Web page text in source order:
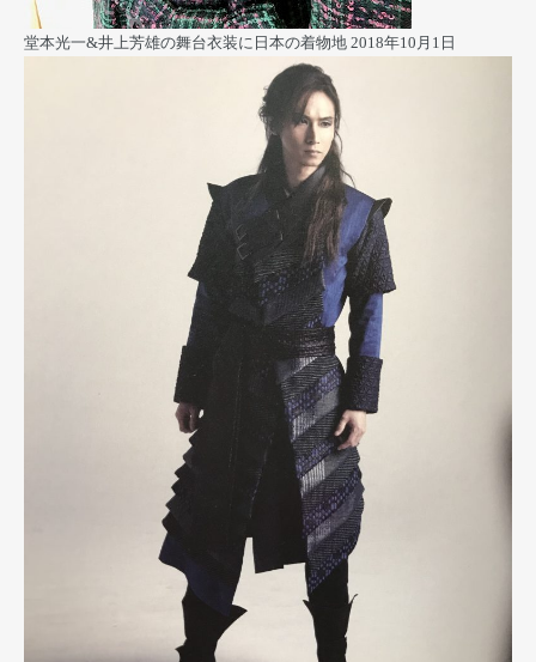
堂本光一&井上芳雄の舞台衣装に日本の着物地 2018年10月1日